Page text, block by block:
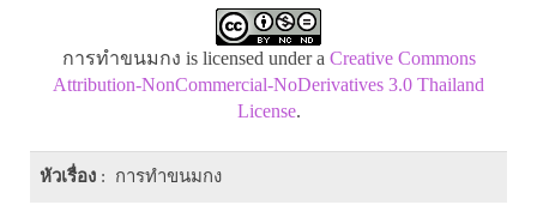
การทำขนมกง is licensed under a Creative Commons
Attribution-NonCommercial-NoDerivatives 3.0 Thailand
License.
หัวเรื่อง : การทำขนมกง